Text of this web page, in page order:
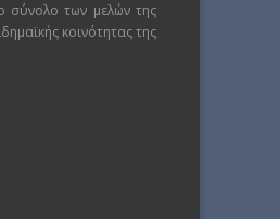
σύνολο των μελών της
κοινότητας της